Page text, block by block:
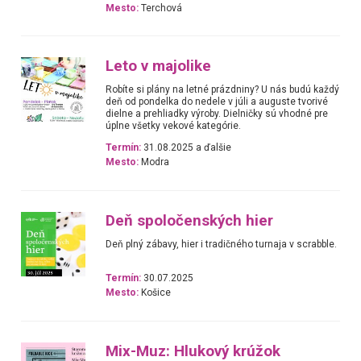
Mesto: Terchová
Leto v majolike
Robíte si plány na letné prázdniny? U nás budú každý
deň od pondelka do nedele v júli a auguste tvorivé
dielne a prehliadky výroby. Dielničky sú vhodné pre
úplne všetky vekové kategórie.
Termín: 31.08.2025 a ďalšie
Mesto: Modra
Deň spoločenských hier
Deň plný zábavy, hier i tradičného turnaja v scrabble.
Termín: 30.07.2025
Mesto: Košice
Mix-Muz: Hlukový krúžok